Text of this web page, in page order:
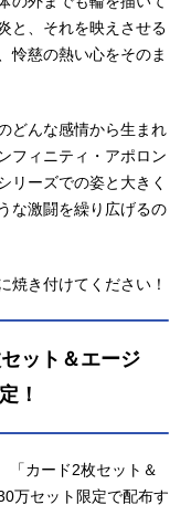
と、それを映えさせる
怜慈の熱い心をそのま
どんな感情から生まれ
フィニティ・アポロン
リーズでの姿と大きく
な激闘を繰り広げるの
焼き付けてください！
ット＆エージ
！
「カード2枚セット＆
万セット限定で配布す